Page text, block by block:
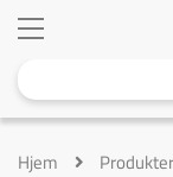
Hjem Produkter